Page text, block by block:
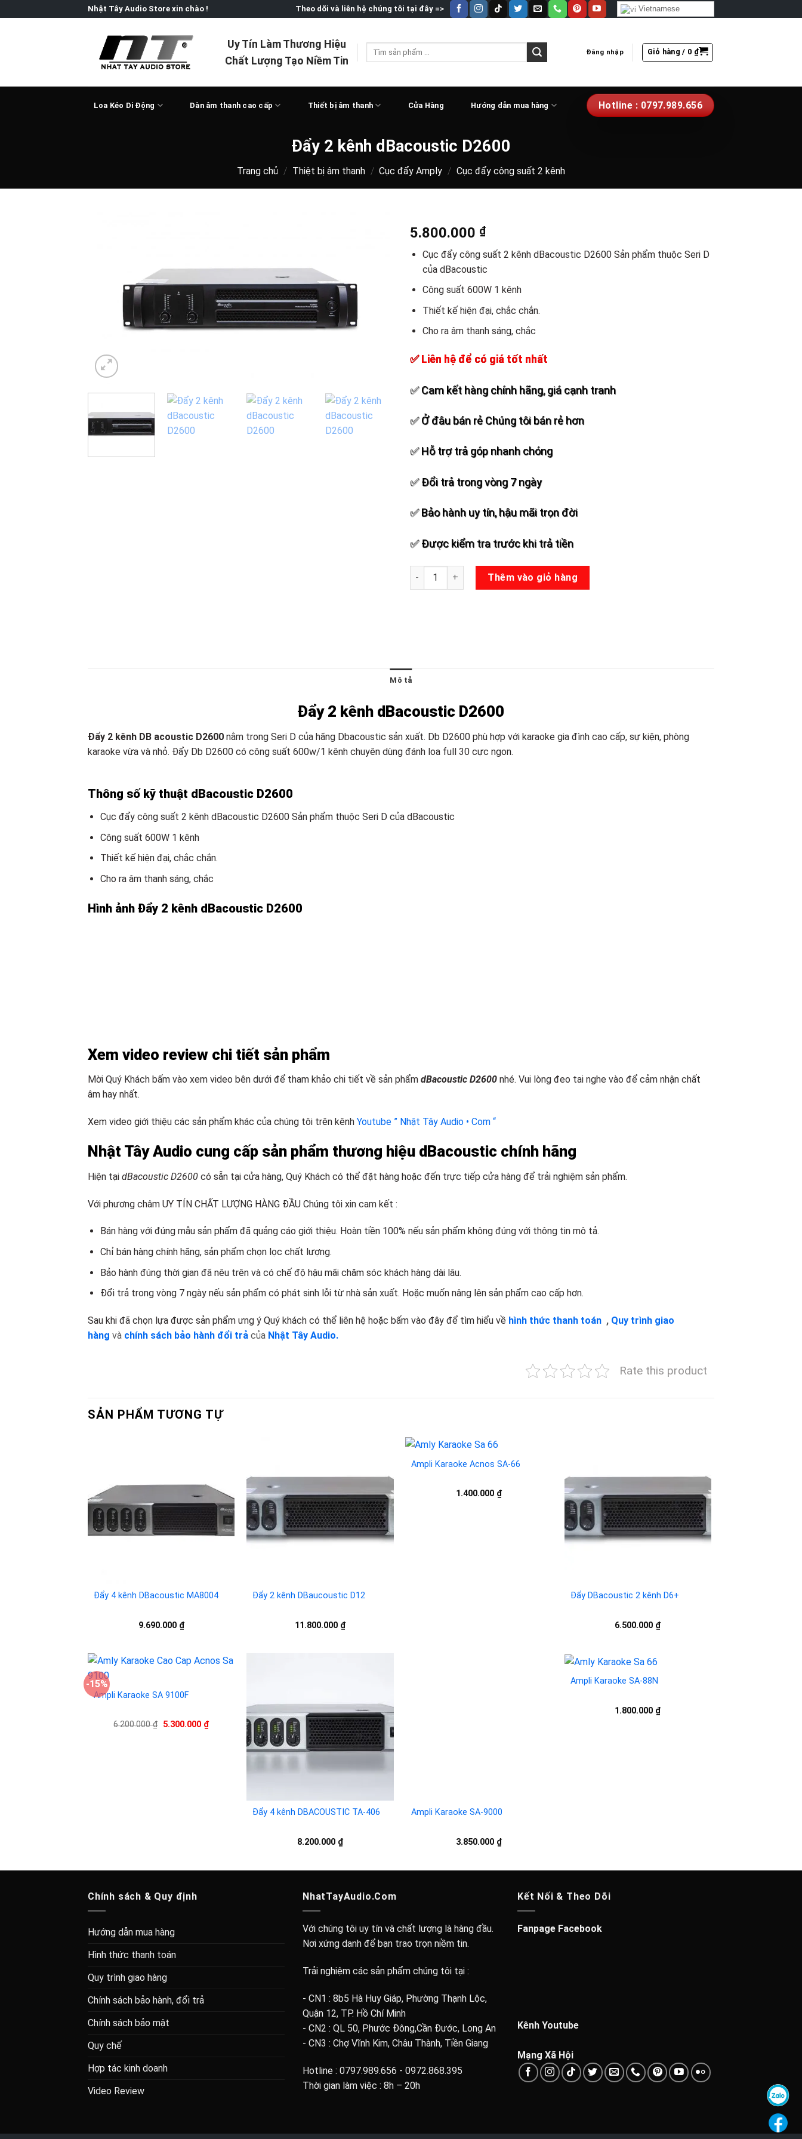
to
Nhật Tây Audio Store xin chào ! Theo dõi và liên hệ chúng tôi tại đây => Vietnamese
Uy Tín Làm Thương Hiệu
Chất Lượng Tạo Niềm Tin
Tìm
Đăng nhập Giỏ hàng / 0 ₫
Loa Kéo Di Động Dàn âm thanh cao cấp Thiết bị âm thanh Cửa Hàng Hướng dẫn mua hàng Hotline : 0797.989.656
Đẩy 2 kênh dBacoustic D2600
Trang chủ / Thiệt bị âm thanh / Cục đẩy Amply / Cục đẩy công suất 2 kênh
wishlist
5.800.000 ₫
Cục đẩy công suất 2 kênh dBacoustic D2600 Sản phẩm thuộc Seri D
của dBacoustic
Công suất 600W 1 kênh
Thiết kế hiện đại, chắc chắn.
Cho ra âm thanh sáng, chắc
✅ Liên hệ để có giá tốt nhất
✅ Cam kết hàng chính hãng, giá cạnh tranh
✅ Ở đâu bán rẻ Chúng tôi bán rẻ hơn
✅ Hỗ trợ trả góp nhanh chóng
✅ Đổi trả trong vòng 7 ngày
✅ Bảo hành uy tín, hậu mãi trọn đời
✅ Được kiểm tra trước khi trả tiền
Đẩy 2 kênh dBacoustic D2600 số lượng
Thêm vào giỏ hàng
Mô tả
Đẩy 2 kênh dBacoustic D2600
Đẩy 2 kênh DB acoustic D2600 nằm trong Seri D của hãng Dbacoustic sản xuất. Db D2600 phù hợp với karaoke gia đình cao cấp, sự kiện, phòng
karaoke vừa và nhỏ. Đẩy Db D2600 có công suất 600w/1 kênh chuyên dùng đánh loa full 30 cực ngon.
Thông số kỹ thuật dBacoustic D2600
Cục đẩy công suất 2 kênh dBacoustic D2600 Sản phẩm thuộc Seri D của dBacoustic
Công suất 600W 1 kênh
Thiết kế hiện đại, chắc chắn.
Cho ra âm thanh sáng, chắc
Hình ảnh Đẩy 2 kênh dBacoustic D2600
Xem video review chi tiết sản phẩm
Mời Quý Khách bấm vào xem video bên dưới để tham khảo chi tiết về sản phẩm dBacoustic D2600 nhé. Vui lòng đeo tai nghe vào để cảm nhận chất
âm hay nhất.
Xem video giới thiệu các sản phẩm khác của chúng tôi trên kênh Youtube ” Nhật Tây Audio • Com “
Nhật Tây Audio cung cấp sản phẩm thương hiệu dBacoustic chính hãng
Hiện tại dBacoustic D2600 có sẵn tại cửa hàng, Quý Khách có thể đặt hàng hoặc đến trực tiếp cửa hàng để trải nghiệm sản phẩm.
Với phương châm UY TÍN CHẤT LƯỢNG HÀNG ĐẦU Chúng tôi xin cam kết :
Bán hàng với đúng mẫu sản phẩm đã quảng cáo giới thiệu. Hoàn tiền 100% nếu sản phẩm không đúng với thông tin mô tả.
Chỉ bán hàng chính hãng, sản phẩm chọn lọc chất lượng.
Bảo hành đúng thời gian đã nêu trên và có chế độ hậu mãi chăm sóc khách hàng dài lâu.
Đổi trả trong vòng 7 ngày nếu sản phẩm có phát sinh lỗi từ nhà sản xuất. Hoặc muốn nâng lên sản phẩm cao cấp hơn.
Sau khi đã chọn lựa được sản phẩm ưng ý Quý khách có thể liên hệ hoặc bấm vào đây để tìm hiểu về hình thức thanh toán , Quy trình giao
hàng và chính sách bảo hành đổi trả của Nhật Tây Audio.
Rate this product
SẢN PHẨM TƯƠNG TỰ
Add to
wishlist
Đẩy 4 kênh DBacoustic MA8004
9.690.000 ₫
wishlist
Đẩy 2 kênh DBaucoustic D12
11.800.000 ₫
Ampli Karaoke Acnos SA-66
1.400.000 ₫
wishlist
Đẩy DBacoustic 2 kênh D6+
6.500.000 ₫
-15%
Ampli Karaoke SA 9100F
6.200.000₫ Giá
5.300.000 ₫Giá
hiện
wishlist
Đẩy 4 kênh DBACOUSTIC TA-406
8.200.000 ₫
Ampli Karaoke SA-88N
1.800.000 ₫
Chính sách & Quy định
Hướng dẫn mua hàng
Hình thức thanh toán
Quy trình giao hàng
Chính sách bảo hành, đổi trả
Chính sách bảo mật
Quy chế
Hợp tác kinh doanh
Video Review
NhatTayAudio.Com
Với chúng tôi uy tín và chất lượng là hàng đầu.
Nơi xứng danh để bạn trao trọn niềm tin.
Trải nghiệm các sản phẩm chúng tôi tại :
- CN1 : 8b5 Hà Huy Giáp, Phường Thạnh Lộc,
Quận 12, TP. Hồ Chí Minh
- CN2 : QL 50, Phước Đông,Cần Đước, Long An
- CN3 : Chợ Vĩnh Kim, Châu Thành, Tiền Giang
Hotline : 0797.989.656 - 0972.868.395
Thời gian làm việc : 8h – 20h
Kết Nối & Theo Dõi
Fanpage Facebook
Kênh Youtube
Mạng Xã Hội